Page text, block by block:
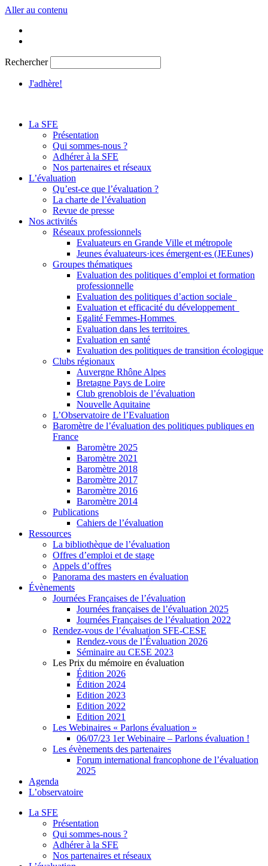
Aller au contenu
Rechercher
J'adhère!
La SFE
Présentation
Qui sommes-nous ?
Adhérer à la SFE
Nos partenaires et réseaux
L’évaluation
Qu’est-ce que l’évaluation ?
La charte de l’évaluation
Revue de presse
Nos activités
Réseaux professionnels
Evaluateurs en Grande Ville et métropole
Jeunes évaluateurs·ices émergent·es (JEEunes)
Groupes thématiques
Evaluation des politiques d’emploi et formation
professionnelle
Evaluation des politiques d’action sociale
Evaluation et efficacité du développement
Egalité Femmes-Hommes
Evaluation dans les territoires
Evaluation en santé
Evaluation des politiques de transition écologique
Clubs régionaux
Auvergne Rhône Alpes
Bretagne Pays de Loire
Club grenoblois de l’évaluation
Nouvelle Aquitaine
L’Observatoire de l’Evaluation
Baromètre de l’évaluation des politiques publiques en
France
Baromètre 2025
Baromètre 2021
Baromètre 2018
Baromètre 2017
Baromètre 2016
Baromètre 2014
Publications
Cahiers de l’évaluation
Ressources
La bibliothèque de l’évaluation
Offres d’emploi et de stage
Appels d’offres
Panorama des masters en évaluation
Évènements
Journées Françaises de l’évaluation
Journées françaises de l’évaluation 2025
Journées Françaises de l’évaluation 2022
Rendez-vous de l’évaluation SFE-CESE
Rendez-vous de l’Évaluation 2026
Séminaire au CESE 2023
Les Prix du mémoire en évaluation
Édition 2026
Édition 2024
Edition 2023
Edition 2022
Edition 2021
Les Webinaires « Parlons évaluation »
06/07/23 1er Webinaire – Parlons évaluation !
Les évènements des partenaires
Forum international francophone de l’évaluation
2025
Agenda
L’observatoire
La SFE
Présentation
Qui sommes-nous ?
Adhérer à la SFE
Nos partenaires et réseaux